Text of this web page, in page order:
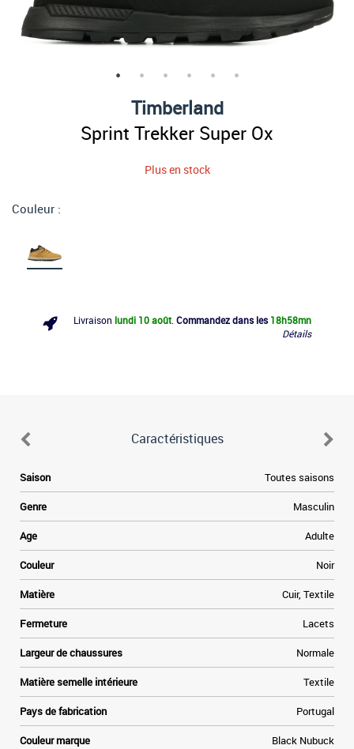
Timberland
Sprint Trekker Super Ox
Plus en stock
Couleur :
Livraison lundi 10 août Commandez dans les 18h58mn
Détails
Caractéristiques
Saison Toutes saisons
Genre Masculin
Age Adulte
Couleur Noir
Matière Cuir, Textile
Fermeture Lacets
Largeur de chaussures Normale
Matière semelle intérieure Textile
Pays de fabrication Portugal
Couleur marque Black Nubuck